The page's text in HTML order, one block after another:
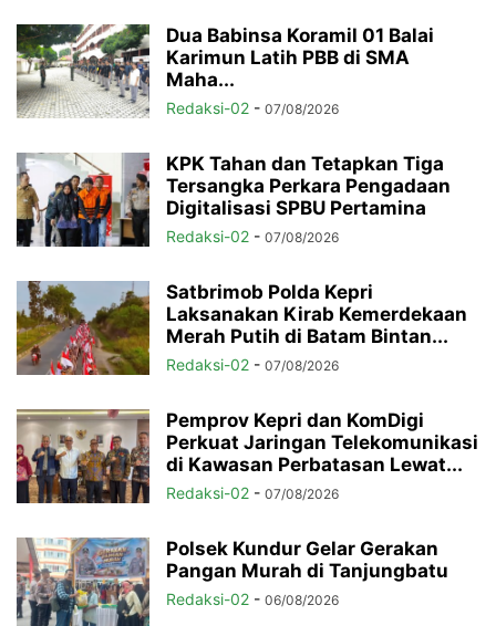
Dua Babinsa Koramil 01 Balai
Karimun Latih PBB di SMA
Maha...
Redaksi-02 - 07/08/2026
KPK Tahan dan Tetapkan Tiga
Tersangka Perkara Pengadaan
Digitalisasi SPBU Pertamina
Redaksi-02 - 07/08/2026
Satbrimob Polda Kepri
Laksanakan Kirab Kemerdekaan
Merah Putih di Batam Bintan...
Redaksi-02 - 07/08/2026
Pemprov Kepri dan KomDigi
Perkuat Jaringan Telekomunikasi
di Kawasan Perbatasan Lewat...
Redaksi-02 - 07/08/2026
Polsek Kundur Gelar Gerakan
Pangan Murah di Tanjungbatu
Redaksi-02 - 06/08/2026